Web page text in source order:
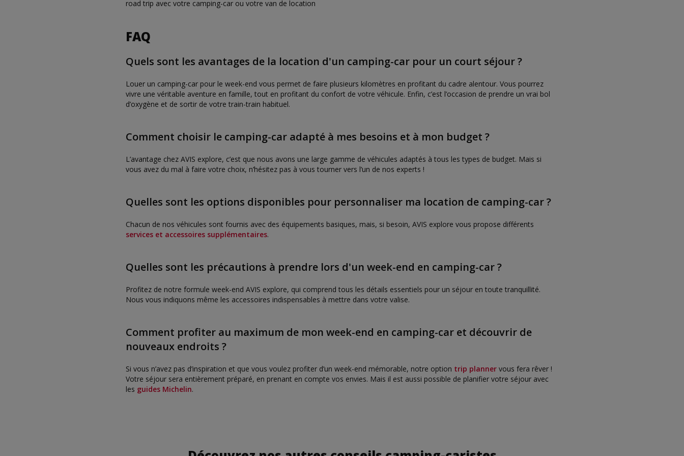
road trip avec votre camping-car ou votre van de location
FAQ
Quels sont les avantages de la location d'un camping-car pour un court séjour ?
Louer un camping-car pour le week-end vous permet de faire plusieurs kilomètres en profitant du cadre alentour. Vous pourrez
vivre une véritable aventure en famille, tout en profitant du confort de votre véhicule. Enfin, c’est l’occasion de prendre un vrai bol
d’oxygène et de sortir de votre train-train habituel.
Comment choisir le camping-car adapté à mes besoins et à mon budget ?
L’avantage chez AVIS explore, c’est que nous avons une large gamme de véhicules adaptés à tous les types de budget. Mais si
vous avez du mal à faire votre choix, n’hésitez pas à vous tourner vers l’un de nos experts !
Quelles sont les options disponibles pour personnaliser ma location de camping-car ?
Chacun de nos véhicules sont fournis avec des équipements basiques, mais, si besoin, AVIS explore vous propose différents
services et accessoires supplémentaires.
Quelles sont les précautions à prendre lors d'un week-end en camping-car ?
Profitez de notre formule week-end AVIS explore, qui comprend tous les détails essentiels pour un séjour en toute tranquillité.
Nous vous indiquons même les accessoires indispensables à mettre dans votre valise.
Comment profiter au maximum de mon week-end en camping-car et découvrir de
nouveaux endroits ?
Si vous n’avez pas d’inspiration et que vous voulez profiter d’un week-end mémorable, notre option trip planner vous fera rêver !
Votre séjour sera entièrement préparé, en prenant en compte vos envies. Mais il est aussi possible de planifier votre séjour avec
les guides Michelin.